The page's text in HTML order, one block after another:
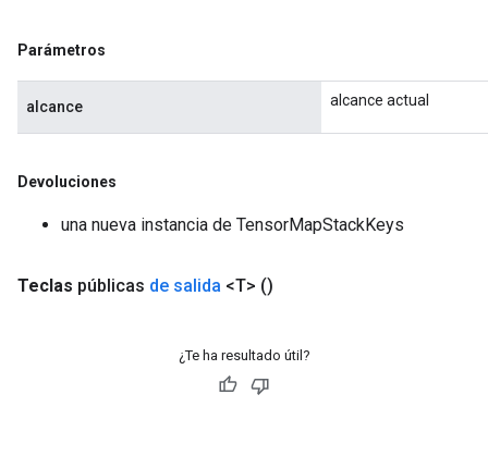
Parámetros
alcance alcance actual
Devoluciones
una nueva instancia de TensorMapStackKeys
Teclas públicas de salida <T> ()
¿Te ha resultado útil?